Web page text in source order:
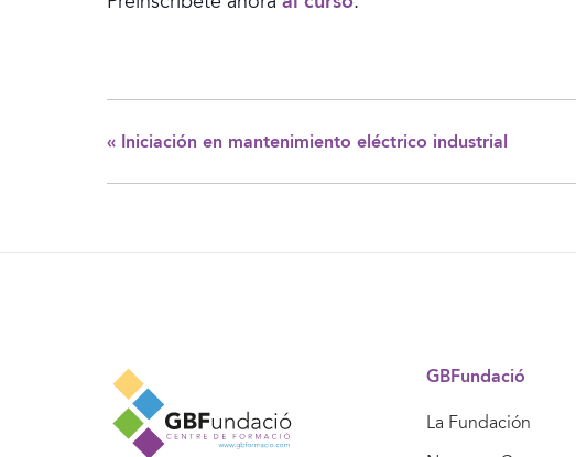
« Iniciación en mantenimiento eléctrico industrial
GBFundació
La Fundación